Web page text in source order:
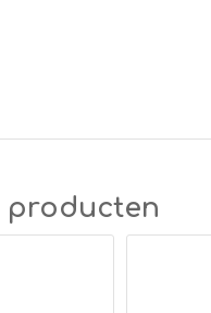
producten